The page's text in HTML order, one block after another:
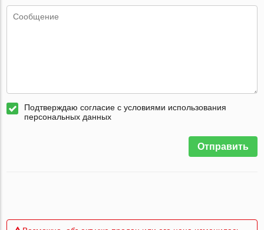
Подтверждаю согласие с условиями использования
персональных данных
Отправить